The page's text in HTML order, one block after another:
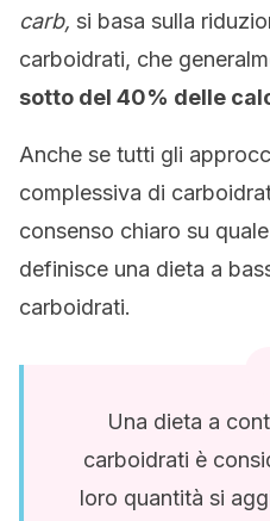
carb, si basa sulla
carboidrati, che
sotto del 40% delle
Anche se tutti gli
complessiva di
consenso chiaro su
definisce una dieta a
carboidrati.
Una dieta a
carboidrati è
loro quantità si